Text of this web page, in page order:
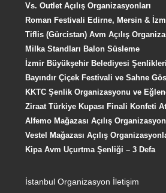
Vs. Outlet Açılış Organizasyonları
Roman Festivali Edirne, Mersin &
Tiflis (Gürcistan) Avm Açılış
Milka Standları Balon Süsleme
İzmir Büyükşehir Belediyesi Şenlikleri
Bayındır Çiçek Festivali ve Sahne
KKTC Şenlik Organizasyonu ve
Ziraat Türkiye Kupası Finali Konfeti
Alfemo Mağazası Açılış
Vestel Mağazası Açılış
Kipa Avm Uçurtma Şenliği – 3 Defa
İstanbul Organizasyon İletişim